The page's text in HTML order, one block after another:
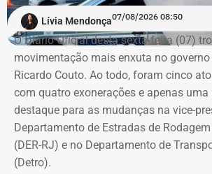
COM FÁBIO MARTINS.
enteados de castigo em um terraço sem
incentivava a criança a se jogar do
encontraria “Papai do Céu” e seria feliz.
Os jurados entenderam que o réu se
vulnerabilidade da vítima para induzi-la
própria vida.
Uma das crianças
Lívia Mendonça07/08/2026 08:50
O Diário Oficial desta sexta-feira (07)
movimentação mais enxuta no
Ricardo Couto. Ao todo, foram cinco
com quatro exonerações e apenas
destaque para as mudanças na vice-
Departamento de Estradas de
(DER-RJ) e no Departamento de
(Detro).